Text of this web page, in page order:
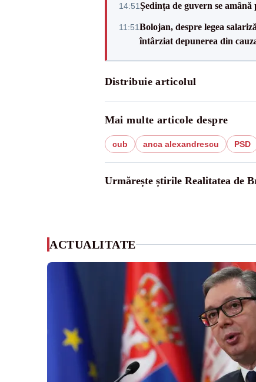
14:51Ședința de guvern se
11:51Bolojan, despre legea
întârziat depunerea din
Distribuie articolul
Mai multe articole despre
cub anca alexandrescu PSD
Urmărește știrile Realitatea de
ACTUALITATE